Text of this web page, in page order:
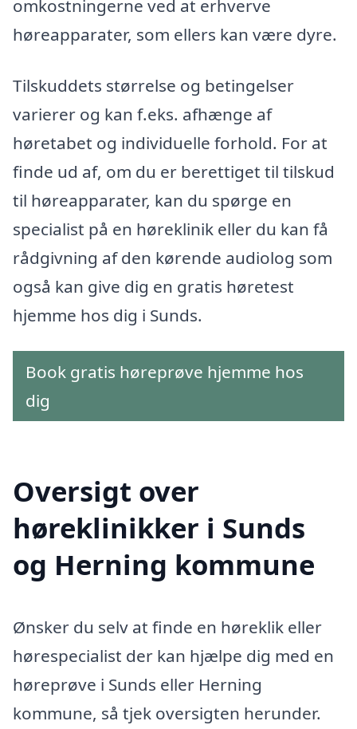
omkostningerne ved at erhverve
høreapparater, som ellers kan være dyre.
Tilskuddets størrelse og betingelser
varierer og kan f.eks. afhænge af
høretabet og individuelle forhold. For at
finde ud af, om du er berettiget til tilskud
til høreapparater, kan du spørge en
specialist på en høreklinik eller du kan få
rådgivning af den kørende audiolog som
også kan give dig en gratis høretest
hjemme hos dig i Sunds.
Book gratis høreprøve hjemme hos
dig
Oversigt over
høreklinikker i Sunds
og Herning kommune
Ønsker du selv at finde en høreklik eller
hørespecialist der kan hjælpe dig med en
høreprøve i Sunds eller Herning
kommune, så tjek oversigten herunder.